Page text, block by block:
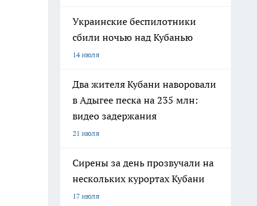
Украинские беспилотники
сбили ночью над Кубанью
14 июля
Два жителя Кубани наворовали
в Адыгее песка на 235 млн:
видео задержания
21 июля
Сирены за день прозвучали на
нескольких курортах Кубани
17 июля